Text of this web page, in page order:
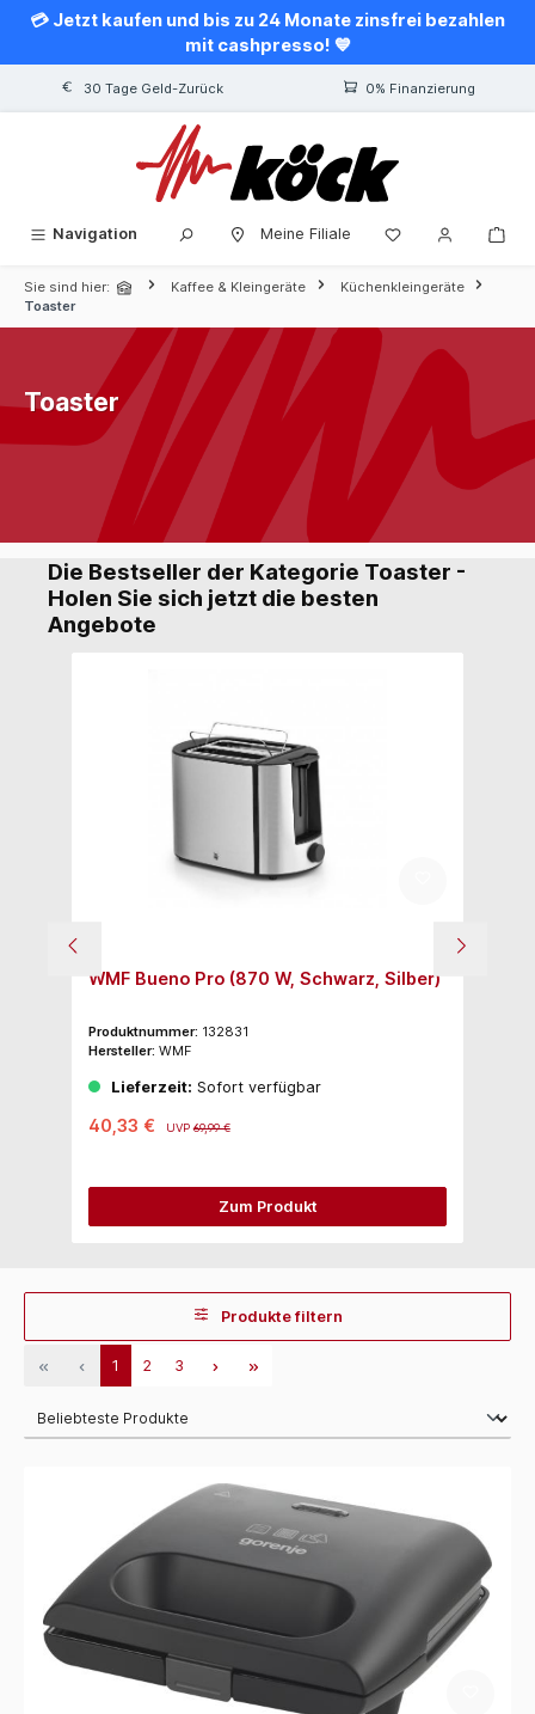
springen
💳 Jetzt kaufen und bis zu 24 Monate zinsfrei bezahlen
mit cashpresso! 💙
30 Tage Geld-Zurück 0% Finanzierung
Navigation Meine Filiale
Sie sind hier: Kaffee & Kleingeräte
Küchenkleingeräte
Toaster
Toaster
Die Bestseller der Kategorie Toaster -
Holen Sie sich jetzt die besten
Angebote
WMF Bueno Pro (870 W, Schwarz, Silber)
Produktnummer: 132831
Hersteller: WMF
Lieferzeit: Sofort verfügbar
40,33 € UVP69,99 €
Zum Produkt
Produkte filtern
1 2 3